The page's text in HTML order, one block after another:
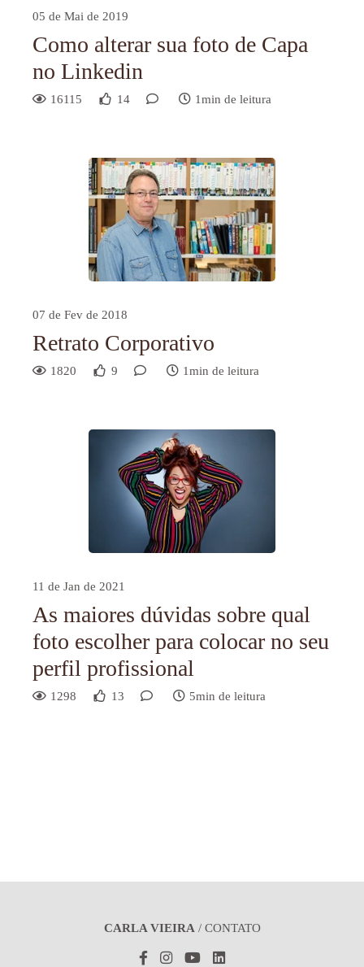
05 de Mai de 2019
Como alterar sua foto de Capa
no Linkedin
16115 14 1min de leitura
07 de Fev de 2018
Retrato Corporativo
1820 9 1min de leitura
11 de Jan de 2021
As maiores dúvidas sobre qual
foto escolher para colocar no seu
perfil profissional
1298 13 5min de leitura
CARLA VIEIRA / CONTATO